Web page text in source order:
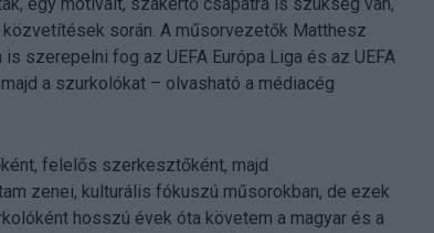
során. A műsorvezetők Matthesz
szerepelni fog az UEFA Európa Liga és az UEFA
a szurkolókat – olvasható a médiacég
felelős szerkesztőként, majd
zenei, kulturális fókuszú műsorokban, de ezek
hosszú évek óta követem a magyar és a